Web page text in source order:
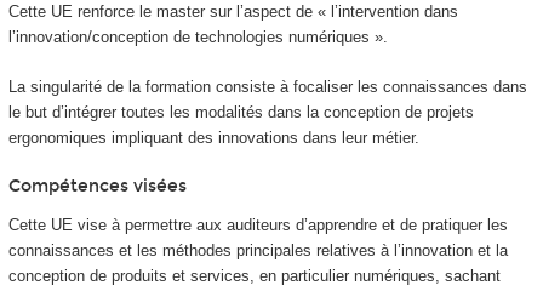
Cette UE renforce le master sur l’aspect de « l’intervention dans
l’innovation/conception de technologies numériques ».
La singularité de la formation consiste à focaliser les connaissances dans
le but d’intégrer toutes les modalités dans la conception de projets
ergonomiques impliquant des innovations dans leur métier.
Compétences visées
Cette UE vise à permettre aux auditeurs d’apprendre et de pratiquer les
connaissances et les méthodes principales relatives à l’innovation et la
conception de produits et services, en particulier numériques, sachant